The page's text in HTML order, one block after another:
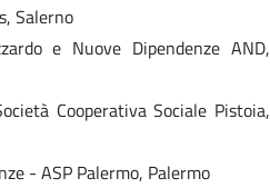
Salerno
e Nuove Dipendenze AND,
Cooperativa Sociale Pistoia,
- ASP Palermo, Palermo